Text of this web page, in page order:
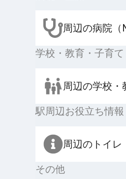
周辺の病院（
学校・教育・子育て
周辺の学校・
駅周辺お役立ち情報
周辺のトイレ
その他